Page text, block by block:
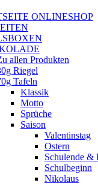
ONLINESHOP
allen Produkten
Riegel
Tafeln
Klassik
Motto
Sprüche
Saison
Valentinstag
Ostern
Schulende &
Schulbeginn
Nikolaus